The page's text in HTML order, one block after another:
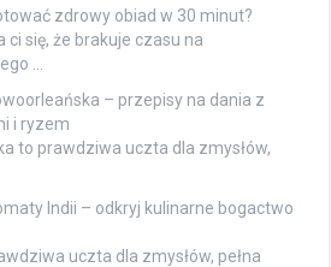
zdrowy obiad w 30 minut?
ci się, że brakuje czasu na
…
– przepisy na dania z
i ryzem
to prawdziwa uczta dla zmysłów,
Indii – odkryj kulinarne bogactwo
uczta dla zmysłów, pełna